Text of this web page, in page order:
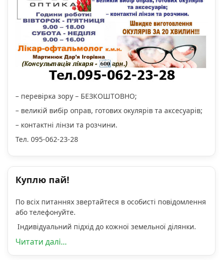
– перевірка зору – БЕЗКОШТОВНО;
– великій вибір оправ, готових окулярів та аксесуарів;
– контактні лінзи та розчини.
Тел. 095-062-23-28
Куплю пай!
По всіх питаннях звертайтеся в особисті повідомлення
або телефонуйте.
Індивідуальний підхід до кожної земельної ділянки.
Читати далі...